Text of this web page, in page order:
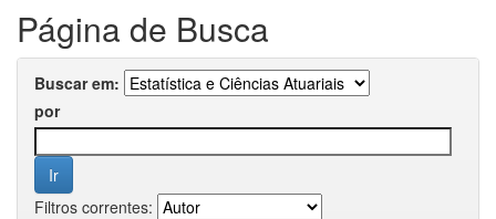
Página de Busca
Buscar em:
por
Filtros correntes: